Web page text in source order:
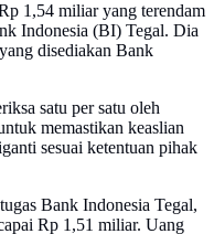
1,54 miliar yang terendam
Indonesia (BI) Tegal. Dia
disediakan Bank
satu per satu oleh
memastikan keaslian
sesuai ketentuan pihak
Bank Indonesia Tegal,
Rp 1,51 miliar. Uang